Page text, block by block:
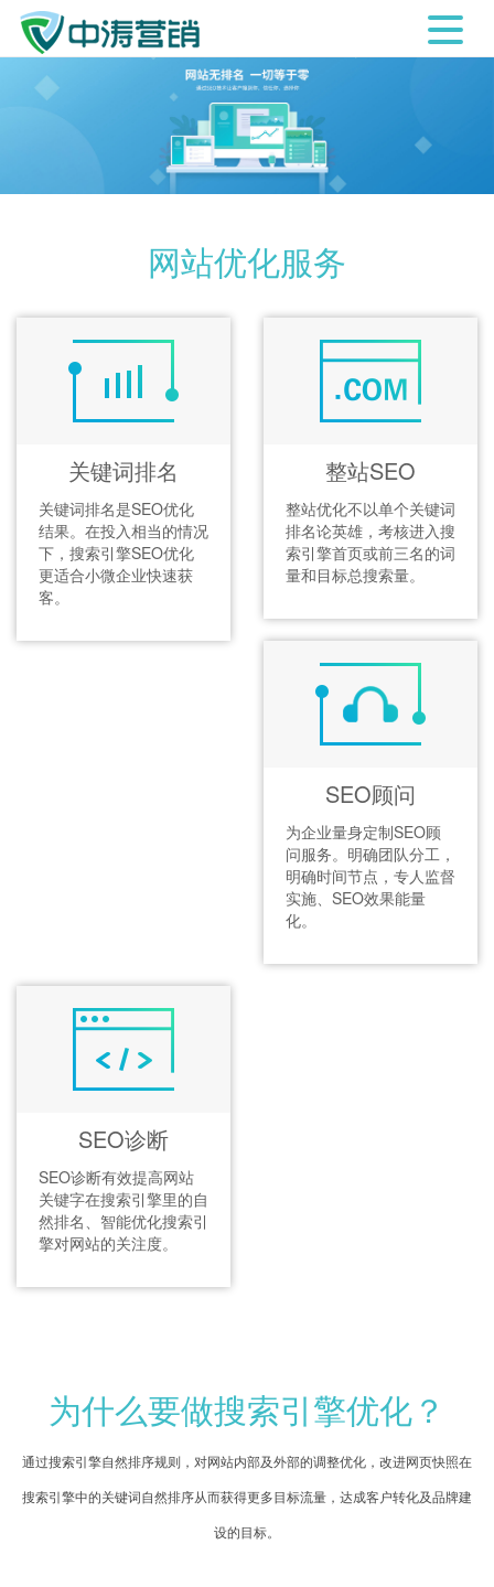
网站优化服务
关键词排名
关键词排名是SEO优化
结果。在投入相当的情况
下，搜索引擎SEO优化
更适合小微企业快速获
客。
整站SEO
整站优化不以单个关键词
排名论英雄，考核进入搜
索引擎首页或前三名的词
量和目标总搜索量。
SEO顾问
为企业量身定制SEO顾
问服务。明确团队分工，
明确时间节点，专人监督
实施、SEO效果能量
化。
SEO诊断
SEO诊断有效提高网站
关键字在搜索引擎里的自
然排名、智能优化搜索引
擎对网站的关注度。
为什么要做搜索引擎优化？
通过搜索引擎自然排序规则，对网站内部及外部的调整优化，改进网页快照在
搜索引擎中的关键词自然排序从而获得更多目标流量，达成客户转化及品牌建
设的目标。